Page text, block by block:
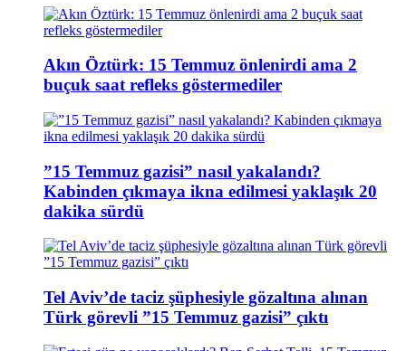
Akın Öztürk: 15 Temmuz önlenirdi ama 2
buçuk saat refleks göstermediler
”15 Temmuz gazisi” nasıl yakalandı?
Kabinden çıkmaya ikna edilmesi yaklaşık 20
dakika sürdü
Tel Aviv’de taciz şüphesiyle gözaltına alınan
Türk görevli ”15 Temmuz gazisi” çıktı